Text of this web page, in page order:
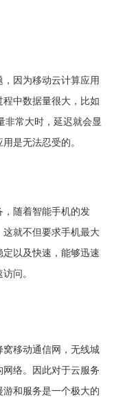
因为移动云计算应用
中数据量很大，比如
非常大时，延迟就会显
是无法忍受的。
，随着智能手机的发
就不但要求手机最大
以及快速，能够迅速
问。
窝移动通信网，无线城
络。因此对于云服务
和服务是一个极大的